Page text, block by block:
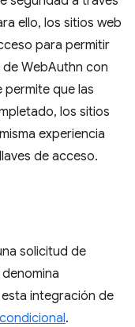
ello, los sitios web
para permitir
WebAuthn con
que las
los sitios
experiencia
de acceso.
solicitud de
integración de
.